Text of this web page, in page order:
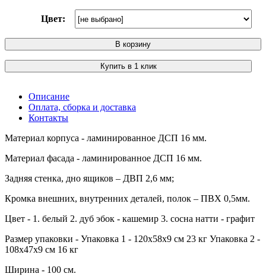
Цвет:
В корзину
Купить в 1 клик
Описание
Оплата, сборка и доставка
Контакты
Материал корпуса - ламинированное ДСП 16 мм.
Материал фасада - ламинированное ДСП 16 мм.
Задняя стенка, дно ящиков – ДВП 2,6 мм;
Кромка внешних, внутренних деталей, полок – ПВХ 0,5мм.
Цвет - 1. белый 2. дуб эбок - кашемир 3. сосна натти - графит
Размер упаковки - Упаковка 1 - 120х58х9 см 23 кг Упаковка 2 -
108х47х9 см 16 кг
Ширина - 100 см.